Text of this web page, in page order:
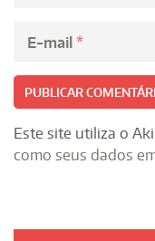
E-mail *
Este site utiliza o
como seus dados